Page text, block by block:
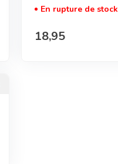
En rupture de stock
Prix normal
18,95